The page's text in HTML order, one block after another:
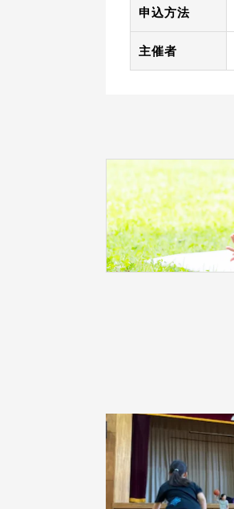
申込方法
主催者